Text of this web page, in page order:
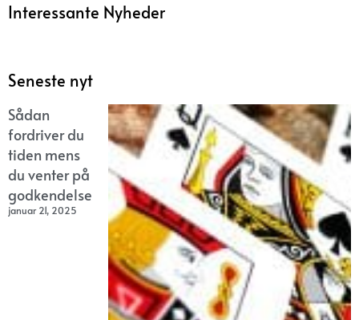
Interessante Nyheder
Seneste nyt
Sådan
fordriver du
tiden mens
du venter på
godkendelse
januar 21, 2025